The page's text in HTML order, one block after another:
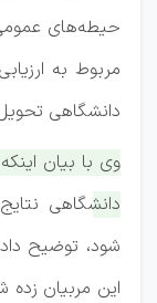
حیطه‌های
مربوط به
دانشگاهی
وی با بیان
دانشگاهی
شود، توضیح
این مربیان زده